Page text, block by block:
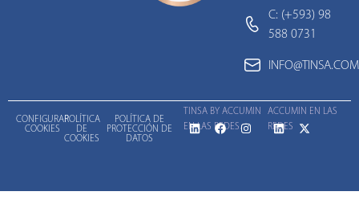
C: (+593) 98
588 0731
CONFIGURAR
COOKIES
POLÍTICA
DE
COOKIES
POLÍTICA DE
PROTECCIÓN DE
DATOS
TINSA BY ACCUMIN
EN LAS REDES
ACCUMIN EN LAS
REDES